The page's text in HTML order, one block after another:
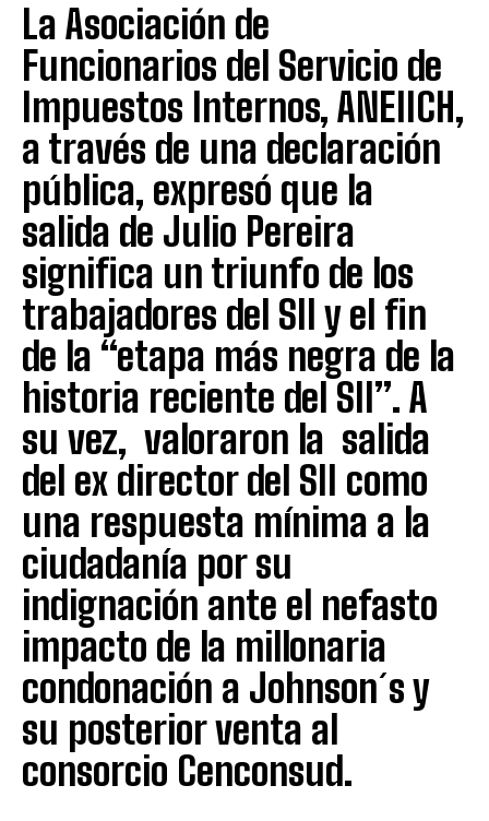
La Asociación de
Funcionarios del Servicio de
Impuestos Internos, ANEIICH,
a través de una declaración
pública, expresó que la
salida de Julio Pereira
significa un triunfo de los
trabajadores del SII y el fin
de la “etapa más negra de la
historia reciente del SII”. A
su vez, valoraron la salida
del ex director del SII como
una respuesta mínima a la
ciudadanía por su
indignación ante el nefasto
impacto de la millonaria
condonación a Johnson´s y
su posterior venta al
consorcio Cenconsud.